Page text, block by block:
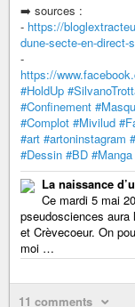
➡️ sources :
- https://
dune-secte-en-direct-
-
https://
#HoldUp
#Confinement
#Complot #Mivilud
#art #artoninstagram
#Dessin #BD #Manga
La naissance
Ce mardi 5 mai
pseudosciences aura
et Crèvecoeur. On
moi …
11 comments